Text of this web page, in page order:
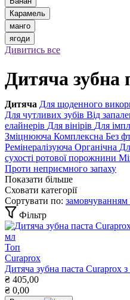
Карамель
манго
ягоди
Дивитись все
Дитяча зубна
Дитяча Для щоденного
Для чутливих зубів Від
елайнерів Для вінірів Для
Зміцнююча Комплексна Без
Ремінералізуюча Органічна
сухості ротової порожнини
Проти неприємного запаху
Показати більше
Сховати категорії
Сортувати по: замовчуванням
Фільтр
Топ
Curaprox
Дитяча зубна паста Curaprox
₴ 405,00
₴ 0,00